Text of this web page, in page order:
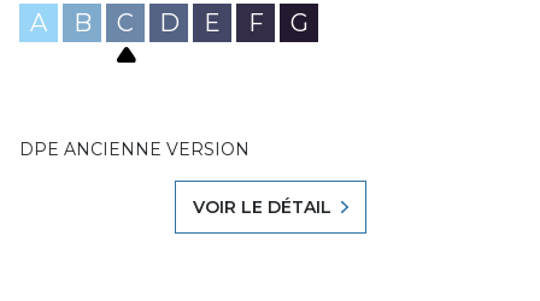
A B C D E F G
DPE ANCIENNE VERSION
VOIR LE DÉTAIL